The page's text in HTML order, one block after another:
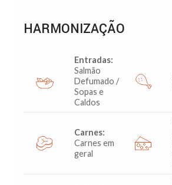
HARMONIZAÇÃO
Entradas:
Salmão
Defumado /
Sopas e
Caldos
Carnes:
Carnes em
geral